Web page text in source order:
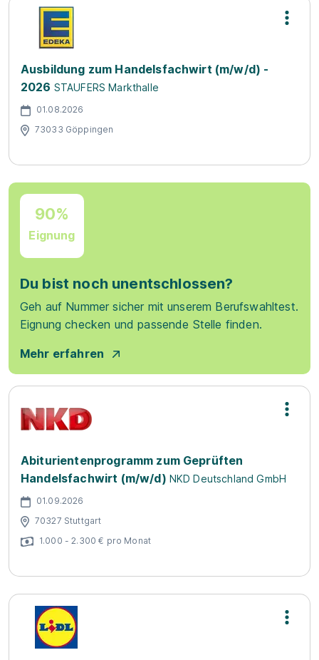
Ausbildung zum Handelsfachwirt (m/w/d) -
2026 STAUFERS Markthalle
01.08.2026
73033 Göppingen
90%
Eignung
Du bist noch unentschlossen?
Geh auf Nummer sicher mit unserem Berufswahltest.
Eignung checken und passende Stelle finden.
Mehr erfahren
Abiturientenprogramm zum Geprüften
Handelsfachwirt (m/w/d) NKD Deutschland GmbH
01.09.2026
70327 Stuttgart
1.000 - 2.300 € pro Monat